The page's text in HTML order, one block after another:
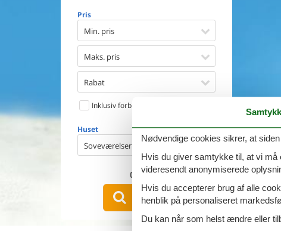
Pris
Min. pris
Maks. pris
Rabat
Inklusiv forbrug
Huset
Soveværelser
0 emner
VIS HUSE
Ladestander
Energivenligt
Nødvendige cookies sikrer, at
Hvis du giver samtykke til, at vi
videresendt anonymiserede
Hvis du accepterer brug af alle
henblik på personaliseret
Du kan når som helst ændre eller